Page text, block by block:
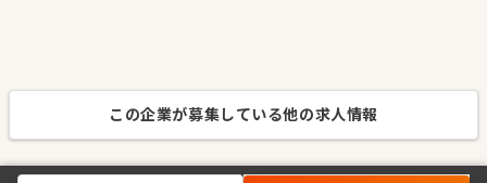
この企業が募集している他の求人情報